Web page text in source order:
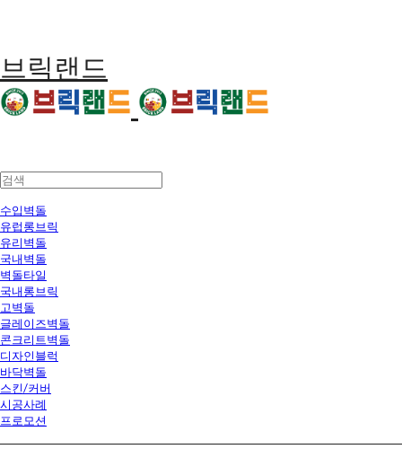
브릭랜드
수입벽돌
유럽롱브릭
유리벽돌
국내벽돌
벽돌타일
국내롱브릭
고벽돌
글레이즈벽돌
콘크리트벽돌
디자인블럭
바닥벽돌
스킨/커버
시공사례
프로모션